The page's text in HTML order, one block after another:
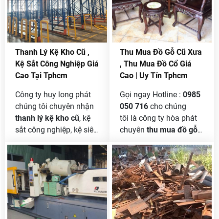
Thanh Lý Kệ Kho Cũ ,
Kệ Sắt Công Nghiệp Giá
Cao Tại Tphcm
Công ty huy long phát
chúng tôi chuyên nhận
thanh lý kệ kho cũ, kệ
sắt công nghiệp, kệ siêu
kho hàng với giá cao
nhất thị trường. Là giải
pháp hoàn hảo cho
công ty và doanh
nghiệp hay những cửa
hàng bán buôn, bán lẻ,
Thu Mua Đồ Gỗ Cũ Xưa
, Thu Mua Đồ Cổ Giá
Cao | Uy Tín Tphcm
Gọi ngay Hotline : 0985
050 716 cho chúng
tôi là công ty hòa phát
chuyên thu mua đồ gỗ
gỗ , giường gỗ , lục bình
gỗ cũ , tủ gỗ cũ gia đình
xài lâu năm do không
gian nhà bạn nhỏ trật
hẹp không thích hợp
hay do không hợp